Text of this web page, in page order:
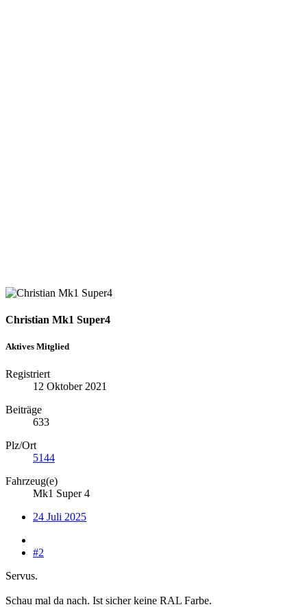
Christian Mk1 Super4
Aktives Mitglied
Registriert
12 Oktober 2021
Beiträge
633
Plz/Ort
5144
Fahrzeug(e)
Mk1 Super 4
24 Juli 2025
#2
Servus.
Schau mal da nach. Ist sicher keine RAL Farbe.